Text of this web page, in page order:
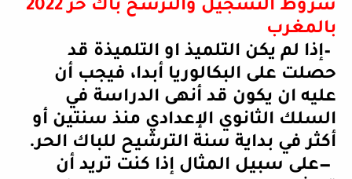
شروط التسجيل والترشح باك حر 2022
بالمغرب
–‏‏إذا لم ‏يكن التلميذ او التلميذة قد
حصلت على البكالوريا أبدا، فيجب أن
عليه ان يكون قد أنهى الدراسة في
السلك الثانوي الإعدادي منذ سنتين أو
أكثر في بداية سنة الترشيح للباك الحر.
—على سبيل المثال إذا كنت تريد أن